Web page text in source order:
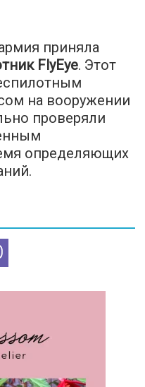
приняла
FlyEye. Этот
на вооружении
проверяли
определяющих